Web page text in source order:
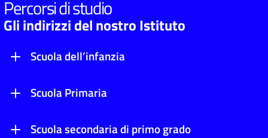
Percorsi di studio
Gli indirizzi del nostro Istituto
Scuola dell’infanzia
Scuola Primaria
Scuola secondaria di primo grado